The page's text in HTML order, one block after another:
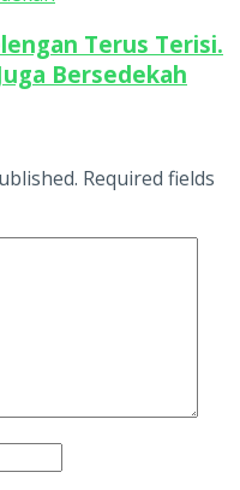
Terus Terisi.
Bersedekah
Required fields